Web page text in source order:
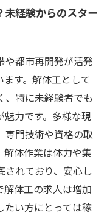
！千葉で解体工
んな現場が狙い
ットを徹底解
経験からのスター
や都市再開発が活発
す。解体工として
、特に未経験者でも
力です。多様な現
専門技術や資格の取
体作業は体力や集
されており、安心し
解体工の求人は増加
たい方にとっては稼